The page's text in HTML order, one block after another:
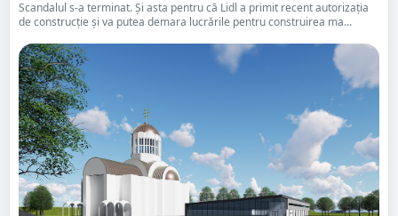
Scandalul s-a terminat. Și asta pentru că Lidl a primit recent autorizația
de construcție și va putea demara lucrările pentru construirea ma...